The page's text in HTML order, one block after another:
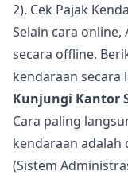
2). Cek Pajak
Selain cara online,
secara offline.
kendaraan secara
Kunjungi Kantor
Cara paling
kendaraan adalah
(Sistem